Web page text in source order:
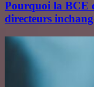
Pourquoi la BCE
directeurs